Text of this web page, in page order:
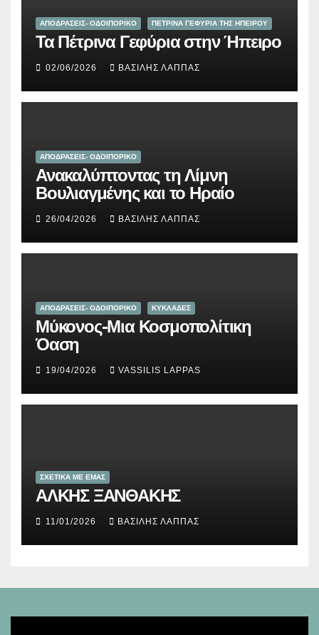
ΑΠΟΔΡΑΣΕΙΣ- ΟΔΟΙΠΟΡΙΚΟ ΠΕΤΡΙΝΑ ΓΕΦΥΡΙΑ ΤΗΣ ΗΠΕΙΡΟΥ
Τα Πέτρινα Γεφύρια στην Ήπειρο
02/06/2026 ΒΑΣΊΛΗΣ ΛΆΠΠΑΣ
ΑΠΟΔΡΑΣΕΙΣ- ΟΔΟΙΠΟΡΙΚΟ
Ανακαλύπτοντας τη Λίμνη
Βουλιαγμένης και το Ηραίο
26/04/2026 ΒΑΣΊΛΗΣ ΛΆΠΠΑΣ
ΑΠΟΔΡΑΣΕΙΣ- ΟΔΟΙΠΟΡΙΚΟ ΚΥΚΛΑΔΕΣ
Μύκονος-Μια Κοσμοπολίτικη
Όαση
19/04/2026 VASSILIS LAPPAS
ΣΧΕΤΙΚΑ ΜΕ ΕΜΑΣ
ΑΛΚΗΣ ΞΑΝΘΑΚΗΣ
11/01/2026 ΒΑΣΊΛΗΣ ΛΆΠΠΑΣ